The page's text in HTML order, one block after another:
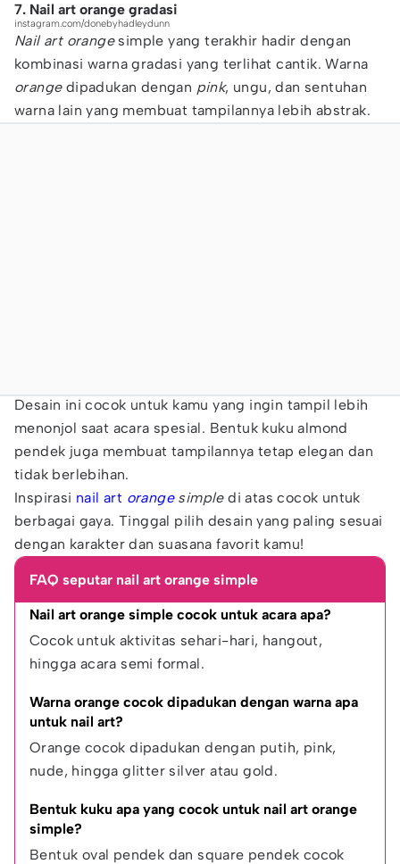
7. Nail art orange gradasi
instagram.com/donebyhadleydunn
Nail art orangesimple yang terakhir hadir dengan
kombinasi warna gradasi yang terlihat cantik. Warna
orange dipadukan dengan pink, ungu, dan sentuhan
warna lain yang membuat tampilannya lebih abstrak.
Desain ini cocok untuk kamu yang ingin tampil lebih
menonjol saat acara spesial. Bentuk kuku almond
pendek juga membuat tampilannya tetap elegan dan
tidak berlebihan.
Inspirasi nail art orangesimpledi atas cocok untuk
berbagai gaya. Tinggal pilih desain yang paling sesuai
dengan karakter dan suasana favorit kamu!
FAQ seputar nail art orange simple
Nail art orange simple cocok untuk acara apa?
Cocok untuk aktivitas sehari-hari, hangout,
hingga acara semi formal.
Warna orange cocok dipadukan dengan warna apa
untuk nail art?
Orange cocok dipadukan dengan putih, pink,
nude, hingga glitter silver atau gold.
Bentuk kuku apa yang cocok untuk nail art orange
simple?
Bentuk oval pendek dan square pendek cocok